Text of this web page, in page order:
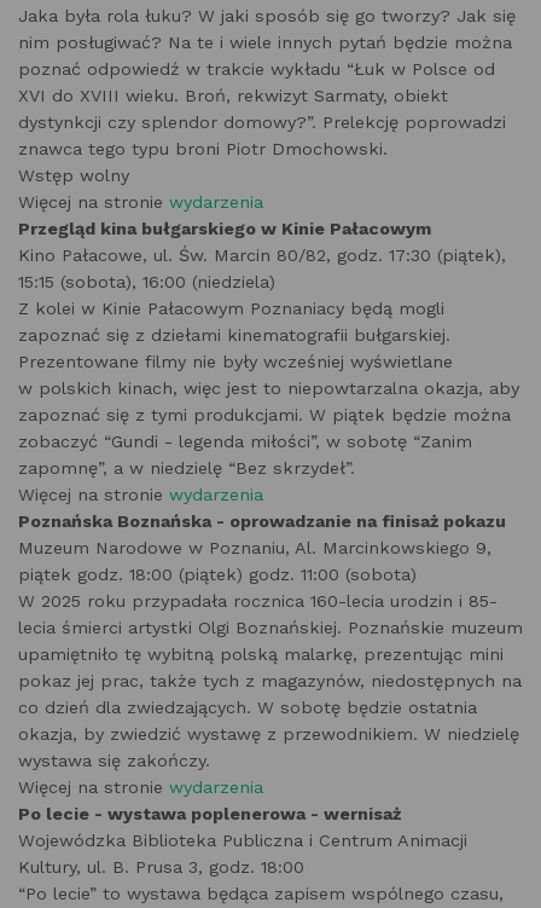
Jaka była rola łuku? W jaki sposób się go tworzy? Jak się
nim posługiwać? Na te i wiele innych pytań będzie można
poznać odpowiedź w trakcie wykładu “Łuk w Polsce od
XVI do XVIII wieku. Broń, rekwizyt Sarmaty, obiekt
dystynkcji czy splendor domowy?”. Prelekcję poprowadzi
znawca tego typu broni Piotr Dmochowski.
Wstęp wolny
Więcej na stronie wydarzenia
Przegląd kina bułgarskiego w Kinie Pałacowym
Kino Pałacowe, ul. Św. Marcin 80/82, godz. 17:30 (piątek),
15:15 (sobota), 16:00 (niedziela)
Z kolei w Kinie Pałacowym Poznaniacy będą mogli
zapoznać się z dziełami kinematografii bułgarskiej.
Prezentowane filmy nie były wcześniej wyświetlane
w polskich kinach, więc jest to niepowtarzalna okazja, aby
zapoznać się z tymi produkcjami. W piątek będzie można
zobaczyć “Gundi - legenda miłości”, w sobotę “Zanim
zapomnę”, a w niedzielę “Bez skrzydeł”.
Więcej na stronie wydarzenia
Poznańska Boznańska - oprowadzanie na finisaż pokazu
Muzeum Narodowe w Poznaniu, Al. Marcinkowskiego 9,
piątek godz. 18:00 (piątek) godz. 11:00 (sobota)
W 2025 roku przypadała rocznica 160-lecia urodzin i 85-
lecia śmierci artystki Olgi Boznańskiej. Poznańskie muzeum
upamiętniło tę wybitną polską malarkę, prezentując mini
pokaz jej prac, także tych z magazynów, niedostępnych na
co dzień dla zwiedzających. W sobotę będzie ostatnia
okazja, by zwiedzić wystawę z przewodnikiem. W niedzielę
wystawa się zakończy.
Więcej na stronie wydarzenia
Po lecie - wystawa poplenerowa - wernisaż
Wojewódzka Biblioteka Publiczna i Centrum Animacji
Kultury, ul. B. Prusa 3, godz. 18:00
“Po lecie” to wystawa będąca zapisem wspólnego czasu,